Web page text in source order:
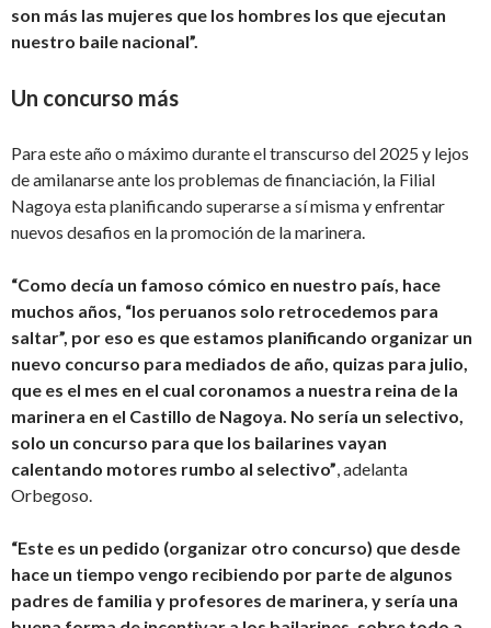
son más las mujeres que los hombres los que ejecutan
nuestro baile nacional”.
Un concurso más
Para este año o máximo durante el transcurso del 2025 y lejos
de amilanarse ante los problemas de financiación, la Filial
Nagoya esta planificando superarse a sí misma y enfrentar
nuevos desafios en la promoción de la marinera.
“Como decía un famoso cómico en nuestro país, hace
muchos años, “los peruanos solo retrocedemos para
saltar”, por eso es que estamos planificando organizar un
nuevo concurso para mediados de año, quizas para julio,
que es el mes en el cual coronamos a nuestra reina de la
marinera en el Castillo de Nagoya. No sería un selectivo,
solo un concurso para que los bailarines vayan
calentando motores rumbo al selectivo” , adelanta
Orbegoso.
“Este es un pedido (organizar otro concurso) que desde
hace un tiempo vengo recibiendo por parte de algunos
padres de familia y profesores de marinera, y sería una